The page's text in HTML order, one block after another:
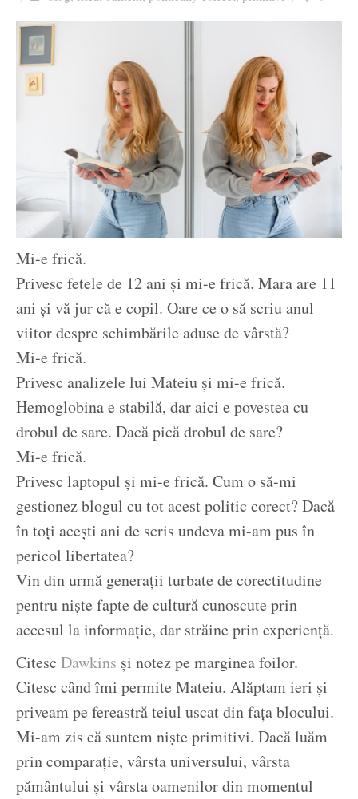
Ziua culorii
Mi-e frică.
Privesc fetele de 12 ani și mi-e frică. Mara are 11
ani și vă jur că e copil. Oare ce o să scriu anul
viitor despre schimbările aduse de vârstă?
Mi-e frică.
Privesc analizele lui Mateiu și mi-e frică.
Hemoglobina e stabilă, dar aici e povestea cu
drobul de sare. Dacă pică drobul de sare?
Mi-e frică.
Privesc laptopul și mi-e frică. Cum o să-mi
gestionez blogul cu tot acest politic corect? Dacă
în toți acești ani de scris undeva mi-am pus în
pericol libertatea?
Vin din urmă generații turbate de corectitudine
pentru niște fapte de cultură cunoscute prin
accesul la informație, dar străine prin experiență.
Citesc Dawkins și notez pe marginea foilor.
Citesc când îmi permite Mateiu. Alăptam ieri și
priveam pe fereastră teiul uscat din fața blocului.
Mi-am zis că suntem niște primitivi. Dacă luăm
prin comparație, vârsta universului, vârsta
pământului și vârsta oamenilor din momentul